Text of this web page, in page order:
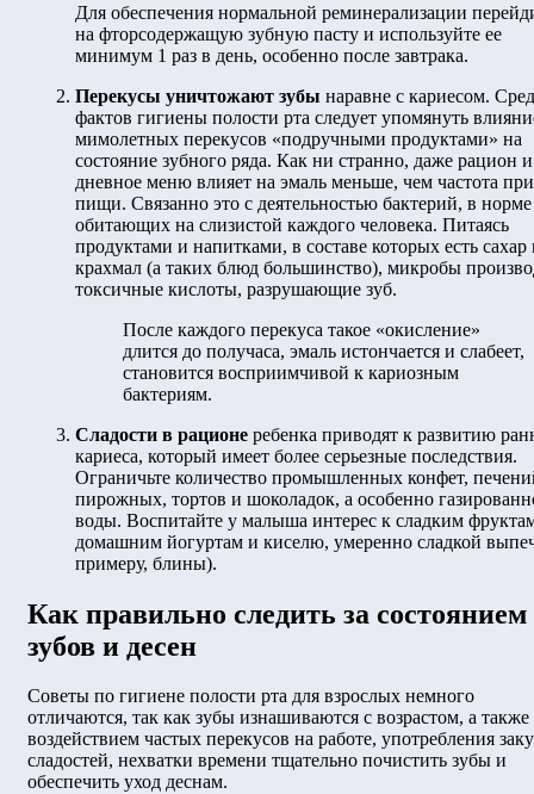
Для обеспечения нормальной реминерализации
на фторсодержащую зубную пасту и используйте ее
минимум 1 раз в день, особенно после завтрака.
Перекусы уничтожают зубы наравне с кариесом.
фактов гигиены полости рта следует упомянуть
мимолетных перекусов «подручными продуктами» на
состояние зубного ряда. Как ни странно, даже рацион и
дневное меню влияет на эмаль меньше, чем частота
пищи. Связанно это с деятельностью бактерий, в норме
обитающих на слизистой каждого человека. Питаясь
продуктами и напитками, в составе которых есть сахар
крахмал (а таких блюд большинство), микробы
токсичные кислоты, разрушающие зуб.
После каждого перекуса такое «окисление»
длится до получаса, эмаль истончается и слабеет,
становится восприимчивой к кариозным
бактериям.
Сладости в рационе ребенка приводят к развитию
кариеса, который имеет более серьезные последствия.
Ограничьте количество промышленных конфет,
пирожных, тортов и шоколадок, а особенно
воды. Воспитайте у малыша интерес к сладким
домашним йогуртам и киселю, умеренно сладкой
примеру, блины).
Как правильно следить за состоянием
зубов и десен
Советы по гигиене полости рта для взрослых немного
отличаются, так как зубы изнашиваются с возрастом, а
воздействием частых перекусов на работе, употребления
сладостей, нехватки времени тщательно почистить зубы и
обеспечить уход деснам.